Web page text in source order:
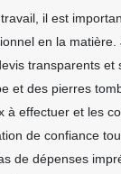
il est
en la matière.
transparents et
et des pierres
à effectuer et les
de confiance
de dépenses